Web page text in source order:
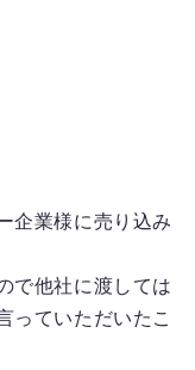
企業様に売り込み
で他社に渡しては
っていただいたこ